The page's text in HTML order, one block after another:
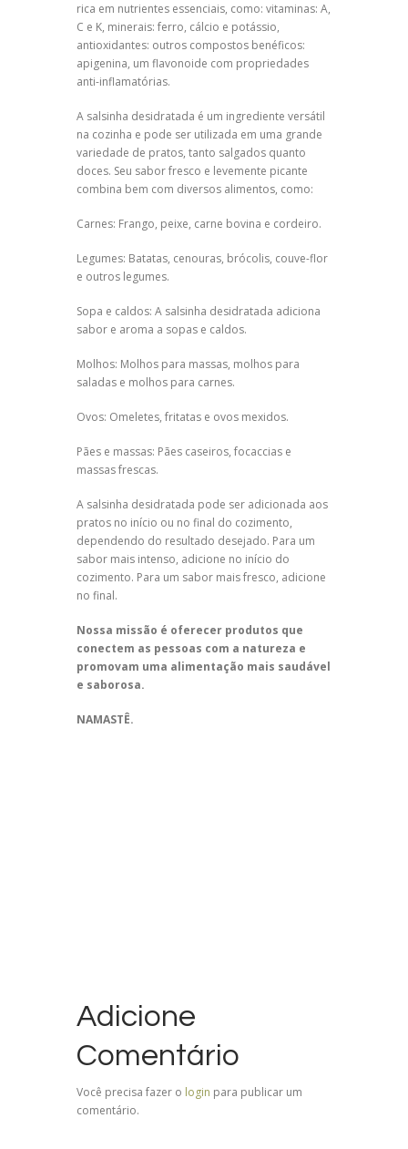
rica em nutrientes essenciais, como: vitaminas: A,
C e K, minerais: ferro, cálcio e potássio,
antioxidantes: outros compostos benéficos:
apigenina, um flavonoide com propriedades
anti-inflamatórias.
A salsinha desidratada é um ingrediente versátil
na cozinha e pode ser utilizada em uma grande
variedade de pratos, tanto salgados quanto
doces. Seu sabor fresco e levemente picante
combina bem com diversos alimentos, como:
Carnes: Frango, peixe, carne bovina e cordeiro.
Legumes: Batatas, cenouras, brócolis, couve-flor
e outros legumes.
Sopa e caldos: A salsinha desidratada adiciona
sabor e aroma a sopas e caldos.
Molhos: Molhos para massas, molhos para
saladas e molhos para carnes.
Ovos: Omeletes, fritatas e ovos mexidos.
Pães e massas: Pães caseiros, focaccias e
massas frescas.
A salsinha desidratada pode ser adicionada aos
pratos no início ou no final do cozimento,
dependendo do resultado desejado. Para um
sabor mais intenso, adicione no início do
cozimento. Para um sabor mais fresco, adicione
no final.
Nossa missão é oferecer produtos que
conectem as pessoas com a natureza e
promovam uma alimentação mais saudável
e saborosa.
NAMASTÊ.
Adicione
Comentário
Você precisa fazer o login para publicar um
comentário.